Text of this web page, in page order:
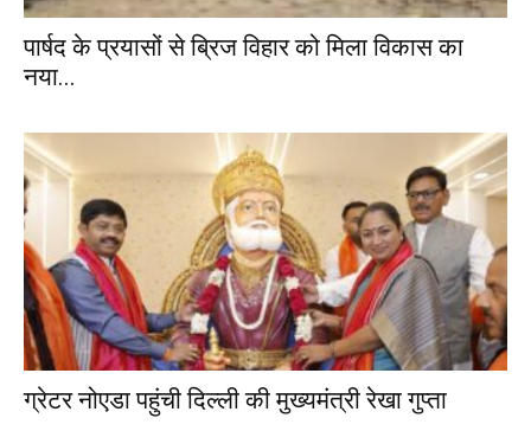
पार्षद के प्रयासों से ब्रिज विहार को मिला विकास का
नया...
ग्रेटर नोएडा पहुंची दिल्ली की मुख्यमंत्री रेखा गुप्ता